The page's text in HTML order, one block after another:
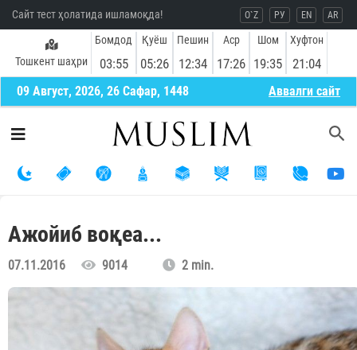
Сайт тест ҳолатида ишламоқда! O`Z РУ EN AR
Тошкент шаҳри
Бомдод
03:55
Қуёш
05:26
Пешин
12:34
Аср
17:26
Шом
19:35
Хуфтон
21:04
09 Август, 2026, 26 Сафар, 1448 Aввалги сайт
Ажойиб воқеа...
07.11.2016 9014 2 min.